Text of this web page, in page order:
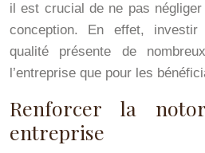
il est crucial de ne pas
conception. En effet,
qualité présente de
l’entreprise que pour les
Renforcer la
entreprise